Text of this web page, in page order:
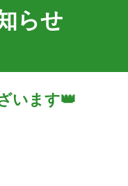
らせ
います👑